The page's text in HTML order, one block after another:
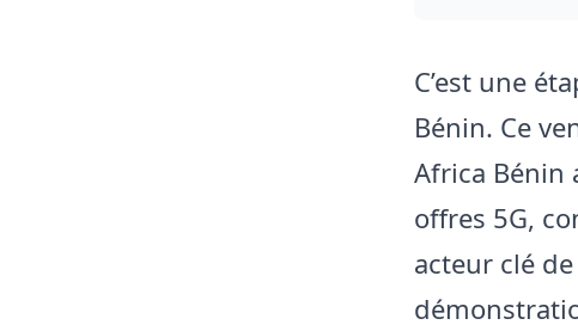
C’est une
Bénin. Ce
Africa Bénin
offres 5G,
acteur clé